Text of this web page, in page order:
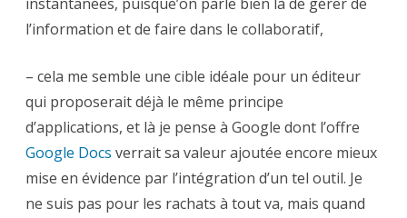
l’information et de faire dans le collaboratif,
– cela me semble une cible idéale pour un éditeur
qui proposerait déjà le même principe
d’applications, et là je pense à Google dont l’offre
Google Docs verrait sa valeur ajoutée encore mieux
mise en évidence par l’intégration d’un tel outil. Je
ne suis pas pour les rachats à tout va, mais quand